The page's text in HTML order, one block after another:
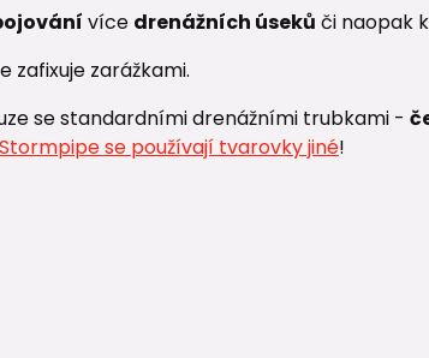
více drenážních úseků či naopak
zafixuje zarážkami.
se standardními drenážními trubkami -
se používají tvarovky jiné!